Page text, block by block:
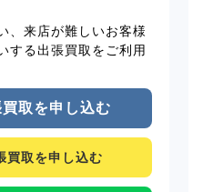
、来店が難しいお客様
する出張買取をご利用
取を申し込む
買取を申し込む